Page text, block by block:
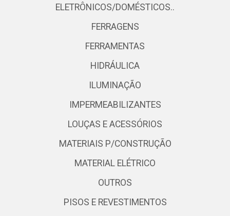
ELETRÔNICOS/DOMÉSTICOS..
FERRAGENS
FERRAMENTAS
HIDRÁULICA
ILUMINAÇÃO
IMPERMEABILIZANTES
LOUÇAS E ACESSÓRIOS
MATERIAIS P/CONSTRUÇÃO
MATERIAL ELÉTRICO
OUTROS
PISOS E REVESTIMENTOS